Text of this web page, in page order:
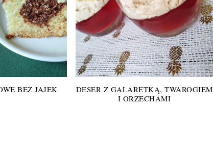
BEZ JAJEK
DESER Z GALARETKĄ, TWAROGIEM
I ORZECHAMI